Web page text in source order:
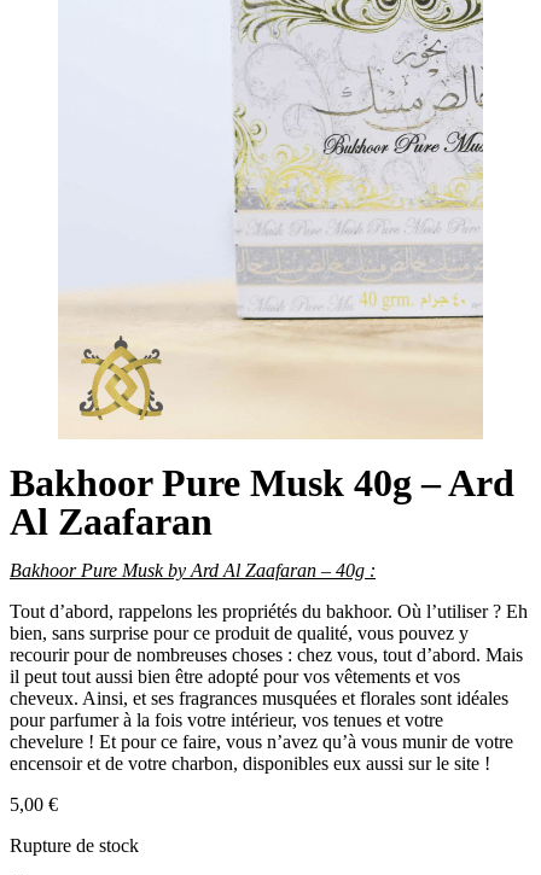
Bakhoor Pure Musk 40g – Ard
Al Zaafaran
Bakhoor Pure Musk by Ard Al Zaafaran – 40g :
Tout d’abord, rappelons les propriétés du bakhoor. Où l’utiliser ? Eh
bien, sans surprise pour ce produit de qualité, vous pouvez y
recourir pour de nombreuses choses : chez vous, tout d’abord. Mais
il peut tout aussi bien être adopté pour vos vêtements et vos
cheveux. Ainsi, et ses fragrances musquées et florales sont idéales
pour parfumer à la fois votre intérieur, vos tenues et votre
chevelure ! Et pour ce faire, vous n’avez qu’à vous munir de votre
encensoir et de votre charbon, disponibles eux aussi sur le site !
5,00 €
Rupture de stock